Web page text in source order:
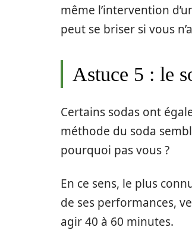
même l’intervention
peut se briser si vous
Astuce 5 : le
Certains sodas ont
méthode du soda
pourquoi pas vous ?
En ce sens, le plus
de ses performances,
agir 40 à 60 minutes.